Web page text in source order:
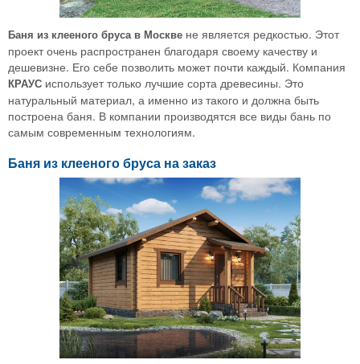
Баня из клееного бруса в Москве не является редкостью. Этот
проект очень распространен благодаря своему качеству и
дешевизне. Его себе позволить может почти каждый. Компания
КРАУС использует только лучшие сорта древесины. Это
натуральный материал, а именно из такого и должна быть
построена баня. В компании производятся все виды бань по
самым современным технологиям.
Баня из клееного бруса на заказ